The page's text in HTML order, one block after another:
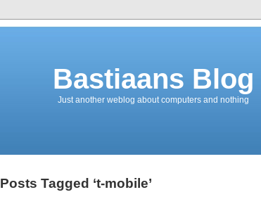
Bastiaans Blog
Just another weblog about computers and nothing
Posts Tagged ‘t-mobile’